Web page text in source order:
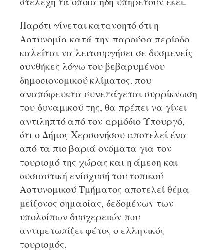
Παρότι γίνεται κατανοητό ότι η
Αστυνομία κατά την παρούσα περίοδο
καλείται να λειτουργήσει σε δυσμενείς
συνθήκες λόγω του βεβαρυμένου
δημοσιονομικού κλίματος, που
αναπόφευκτα συνεπάγεται συρρίκνωση
του δυναμικού της, θα πρέπει να γίνει
αντιληπτό από τον αρμόδιο Υπουργό,
ότι ο Δήμος Χερσονήσου αποτελεί ένα
από τα πιο βαριά ονόματα για τον
τουρισμό της χώρας και η άμεση και
ουσιαστική ενίσχυσή του τοπικού
Αστυνομικού Τμήματος αποτελεί θέμα
μείζονος σημασίας, δεδομένων των
υπολοίπων δυσχερειών που
αντιμετωπίζει φέτος ο ελληνικός
τουρισμός.